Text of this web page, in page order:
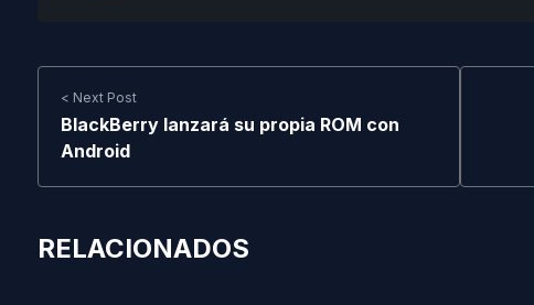
< Next Post
BlackBerry lanzará su propia ROM con
Android
RELACIONADOS